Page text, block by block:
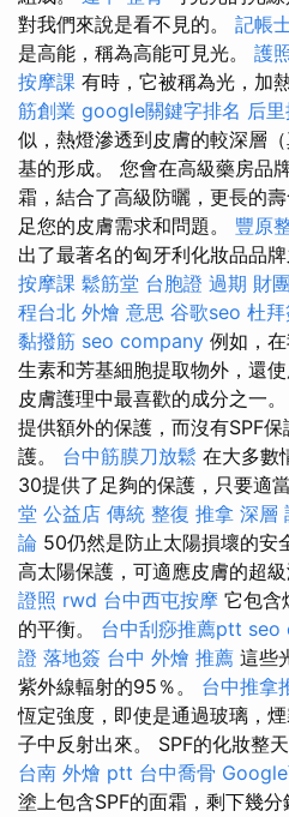
對我們來說是看不見的。 記帳
是高能，稱為高能可見光。 護
按摩課 有時，它被稱為光，加
筋創業 google關鍵字排名 后
似，熱燈滲透到皮膚的較深層
基的形成。 您會在高級藥房品
霜，結合了高級防曬，更長的
足您的皮膚需求和問題。 豐原
出了最著名的匈牙利化妝品品
按摩課 鬆筋堂 台胞證 過期 財
程台北 外燴 意思 谷歌seo 杜
黏撥筋 seo company 例如，
生素和芳基細胞提取物外，還
皮膚護理中最喜歡的成分之一
提供額外的保護，而沒有SPF
護。 台中筋膜刀放鬆 在大多數
30提供了足夠的保護，只要適
堂 公益店 傳統 整復 推拿 深層
論 50仍然是防止太陽損壞的安
高太陽保護，可適應皮膚的超
證照 rwd 台中西屯按摩 它包含
的平衡。 台中刮痧推薦ptt seo
證 落地簽 台中 外燴 推薦 這些
紫外線輻射的95％。 台中推拿
恆定強度，即使是通過玻璃，
子中反射出來。 SPF的化妝整
台南 外燴 ptt 台中喬骨
塗上包含SPF的面霜，剩下幾分